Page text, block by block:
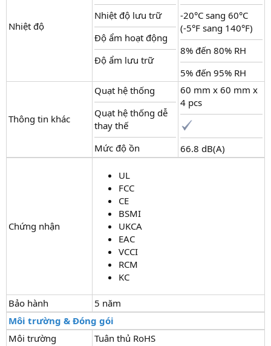
Nhiệt độ
Nhiệt độ lưu trữ
Độ ẩm hoạt động
Độ ẩm lưu trữ
-20°C sang 60°C
(-5°F sang 140°F)
8% đến 80% RH
5% đến 95% RH
Thông tin khác
Quạt hệ thống
Quạt hệ thống dễ
thay thế
Mức độ ồn
60 mm x 60 mm x
4 pcs
66.8 dB(A)
Chứng nhận
UL
FCC
CE
BSMI
UKCA
EAC
VCCI
RCM
KC
Bảo hành
5 năm
Môi trường & Đóng gói
Môi trường
Tuân thủ RoHS